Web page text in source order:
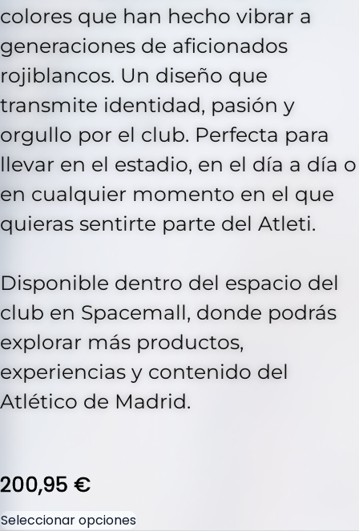
colores que han hecho vibrar a
generaciones de aficionados
rojiblancos. Un diseño que
transmite identidad, pasión y
orgullo por el club. Perfecta para
llevar en el estadio, en el día a día o
en cualquier momento en el que
quieras sentirte parte del Atleti.
Disponible dentro del espacio del
club en Spacemall, donde podrás
explorar más productos,
experiencias y contenido del
Atlético de Madrid.
200,95 €
Seleccionar opciones